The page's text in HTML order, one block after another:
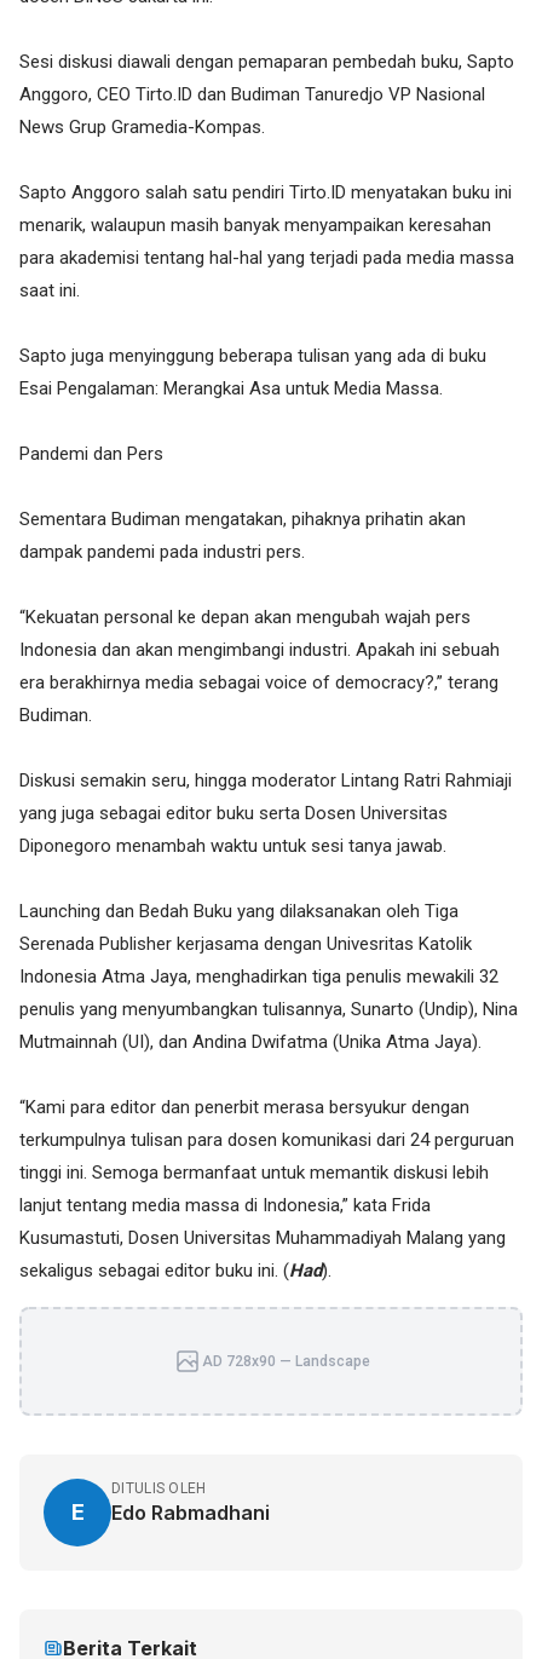
Sesi diskusi diawali dengan pemaparan pembedah buku, Sapto
Anggoro, CEO Tirto.ID dan Budiman Tanuredjo VP Nasional
News Grup Gramedia-Kompas.
Sapto Anggoro salah satu pendiri Tirto.ID menyatakan buku ini
menarik, walaupun masih banyak menyampaikan keresahan
para akademisi tentang hal-hal yang terjadi pada media massa
saat ini.
Sapto juga menyinggung beberapa tulisan yang ada di buku
Esai Pengalaman: Merangkai Asa untuk Media Massa.
Pandemi dan Pers
Sementara Budiman mengatakan, pihaknya prihatin akan
dampak pandemi pada industri pers.
“Kekuatan personal ke depan akan mengubah wajah pers
Indonesia dan akan mengimbangi industri. Apakah ini sebuah
era berakhirnya media sebagai voice of democracy?,” terang
Budiman.
Diskusi semakin seru, hingga moderator Lintang Ratri Rahmiaji
yang juga sebagai editor buku serta Dosen Universitas
Diponegoro menambah waktu untuk sesi tanya jawab.
Launching dan Bedah Buku yang dilaksanakan oleh Tiga
Serenada Publisher kerjasama dengan Univesritas Katolik
Indonesia Atma Jaya, menghadirkan tiga penulis mewakili 32
penulis yang menyumbangkan tulisannya, Sunarto (Undip), Nina
Mutmainnah (UI), dan Andina Dwifatma (Unika Atma Jaya).
“Kami para editor dan penerbit merasa bersyukur dengan
terkumpulnya tulisan para dosen komunikasi dari 24 perguruan
tinggi ini. Semoga bermanfaat untuk memantik diskusi lebih
lanjut tentang media massa di Indonesia,” kata Frida
Kusumastuti, Dosen Universitas Muhammadiyah Malang yang
sekaligus sebagai editor buku ini. (Had).
AD 728x90 — Landscape
E
DITULIS OLEH
Edo Rabmadhani
Berita Terkait